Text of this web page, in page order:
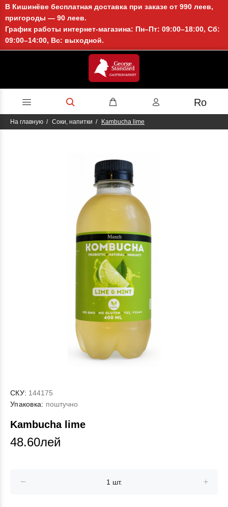
В Кишинёве бесплатная доставка при заказе от 990 леев,
пригороды — 90 леев.
График работы интернет-магазина: Пн–Пт: 09:00–18:00, Сб:
09:00–14:00, Вс: выходной.
Ro
На главную Соки, напитки Kambucha lime
СКУ: 144175
Упаковка: поштучно
Kambucha lime
48.60лей